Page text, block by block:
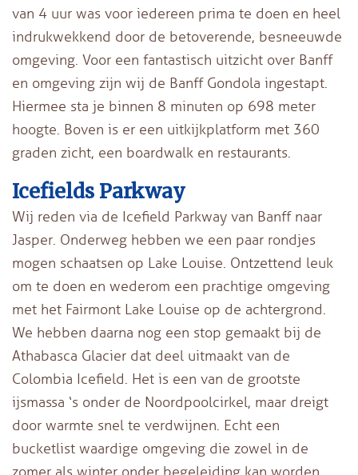
van 4 uur was voor iedereen prima te doen en heel
indrukwekkend door de betoverende, besneeuwde
omgeving. Voor een fantastisch uitzicht over Banff
en omgeving zijn wij de Banff Gondola ingestapt.
Hiermee sta je binnen 8 minuten op 698 meter
hoogte. Boven is er een uitkijkplatform met 360
graden zicht, een boardwalk en restaurants.
Icefields Parkway
Wij reden via de Icefield Parkway van Banff naar
Jasper. Onderweg hebben we een paar rondjes
mogen schaatsen op Lake Louise. Ontzettend leuk
om te doen en wederom een prachtige omgeving
met het Fairmont Lake Louise op de achtergrond.
We hebben daarna nog een stop gemaakt bij de
Athabasca Glacier dat deel uitmaakt van de
Colombia Icefield. Het is een van de grootste
ijsmassa ‘s onder de Noordpoolcirkel, maar dreigt
door warmte snel te verdwijnen. Echt een
bucketlist waardige omgeving die zowel in de